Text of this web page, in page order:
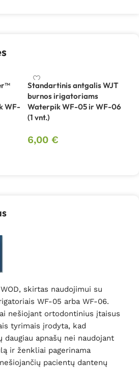
WF-
Standartinis antgalis WJT
burnos irigatoriams
Waterpik WF-05 ir WF-06
(1 vnt.)
6,00 €
skirtas naudojimui su
WF-05 arba WF-06.
nešiojant ortodontinius įtaisus
tyrimais įrodyta, kad
daugiau apnašų nei naudojant
ir ženkliai pagerinama
pacientų dantenų